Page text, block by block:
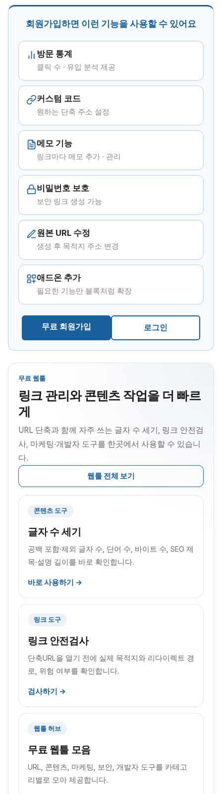
회원가입하면 이런 기능을 사용할 수 있어요
방문 통계
클릭 수 · 유입 분석 제공
커스텀 코드
원하는 단축 주소 설정
메모 기능
링크마다 메모 추가 · 관리
비밀번호 보호
보안 링크 생성 가능
원본 URL 수정
생성 후 목적지 주소 변경
애드온 추가
필요한 기능만 블록처럼 확장
무료 회원가입 로그인
무료 웹툴
링크 관리와 콘텐츠 작업을 더 빠르
게
URL 단축과 함께 자주 쓰는 글자 수 세기, 링크 안전검
사, 마케팅·개발자 도구를 한곳에서 사용할 수 있습니
다.
웹툴 전체 보기
콘텐츠 도구
글자 수 세기
공백 포함·제외 글자 수, 단어 수, 바이트 수, SEO 제
목·설명 길이를 바로 확인합니다.
바로 사용하기 →
링크 도구
링크 안전검사
단축URL을 열기 전에 실제 목적지와 리다이렉트 경
로, 위험 여부를 확인합니다.
검사하기 →
웹툴 허브
무료 웹툴 모음
URL, 콘텐츠, 마케팅, 보안, 개발자 도구를 카테고
리별로 모아 제공합니다.